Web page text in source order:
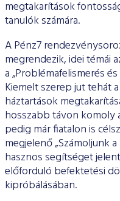
ESG Útmutató
megtakarítások
tanulók számára.
A Pénz7
megrendezik, idei témái
a „Problémafelismerés
Kiemelt szerep jut tehát
háztartások
hosszabb távon komoly
pedig már fiatalon is
megjelenő „Számoljunk
hasznos segítséget
előforduló befektetési
kipróbálásában.